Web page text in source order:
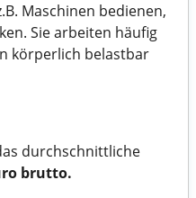
Maschinen bedienen,
Sie arbeiten häufig
körperlich belastbar
durchschnittliche
brutto.